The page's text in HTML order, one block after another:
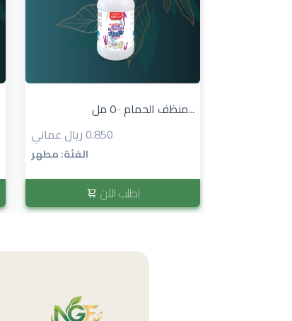
منظف الحمام ٥٠٠ مل...
0.850 ريال عماني
الفئة: مطهر
اطلب الآن